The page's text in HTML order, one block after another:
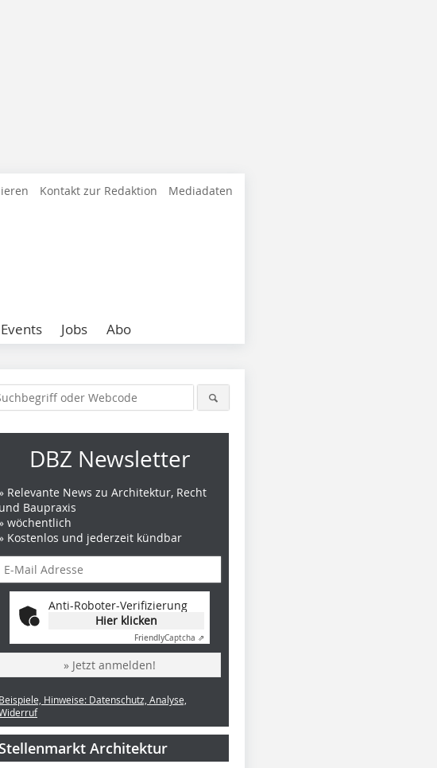
Kontakt zur Redaktion Mediadaten
Events Jobs Abo
DBZ Newsletter
Relevante News zu Architektur, Recht
und Baupraxis
wöchentlich
Kostenlos und jederzeit kündbar
Anti-Roboter-Verifizierung
Hier klicken
FriendlyCaptcha ⇗
» Jetzt anmelden!
Beispiele, Hinweise: Datenschutz, Analyse,
Architektur